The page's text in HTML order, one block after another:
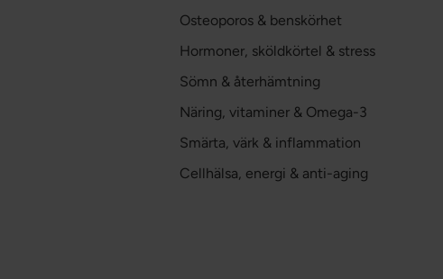
Osteoporos & benskörhet
Hormoner, sköldkörtel & stress
Sömn & återhämtning
Näring, vitaminer & Omega-3
Smärta, värk & inflammation
Cellhälsa, energi & anti-aging